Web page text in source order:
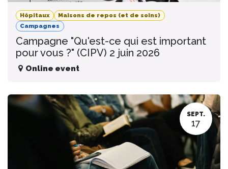
Hôpitaux
Maisons de repos (et de soins)
Campagnes
Campagne "Qu'est-ce qui est important
pour vous ?" (CIPV) 2 juin 2026
Online event
SEPT.
17